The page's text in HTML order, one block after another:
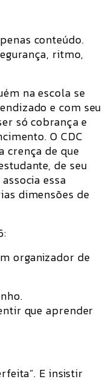
conteúdo.
ritmo,
na escola se
e com seu
só cobrança e
O CDC
crença de que
de seu
essa
dimensões de
organizador de
que aprender
E insistir